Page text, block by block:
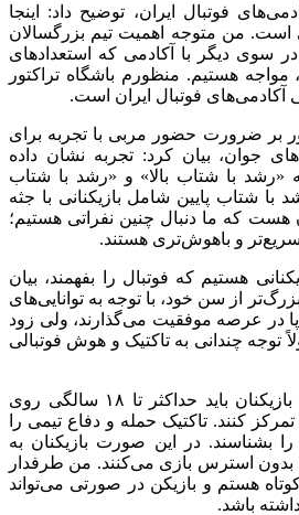
فوتبال ایران، توضیح داد: اینجا
من متوجه اهمیت تیم بزرگسالان
سوی دیگر با آکادمی که استعدادهای
هستیم. منظورم باشگاه تراکتور
فوتبال ایران است.
بر ضرورت حضور مربی با تجربه برای
جوان، بیان کرد: تجربه نشان داده
«رشد با شتاب بالا» و «رشد با شتاب
با شتاب پایین شامل بازیکنانی با جثه
که ما دنبال چنین نفراتی هستیم؛
سریع‌تر و باهوش‌تری هستند.
هستیم که فوتبال را بفهمند، بیان
از سن خود، با توجه به توانایی‌های
پا در عرصه موفقیت می‌گذارند، ولی زود
توجه چندانی به تاکتیک و هوش فوتبالی
نیکولیچ ادامه داد: معتقدم بازیکنان باید حداکثر تا ۱۸ سالگی روی
کنند. تاکتیک حمله و دفاع تیمی را
بشناسند. در این صورت بازیکنان به
بدون استرس بازی می‌کنند. من طرفدار
هستم و بازیکن در صورتی می‌تواند
باشد.